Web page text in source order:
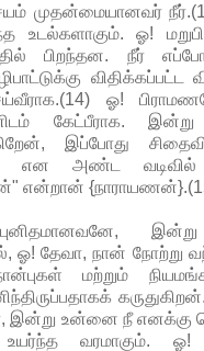
முதன்மையானவர்
உடல்களாகும். ஓ!
பிறந்தன. நீர்
விதிக்கப்பட்ட
ஓ!
கேட்பீராக. இன்று
இப்போது
என அண்ட வடிவில்
என்றான்
ஓ! தேவா, நான் நோற்று
மற்றும்
இன்று உன்னை நீ எனக்கு
வரமாகும். ஓ!